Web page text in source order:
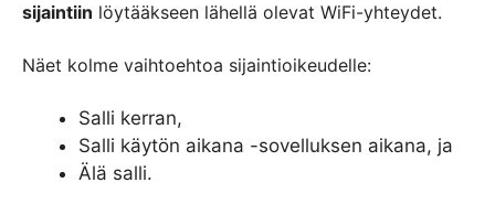
sijaintiin löytääkseen lähellä olevat WiFi-yhteydet.
Näet kolme vaihtoehtoa sijaintioikeudelle:
Salli kerran,
Salli käytön aikana -sovelluksen aikana, ja
Älä salli.